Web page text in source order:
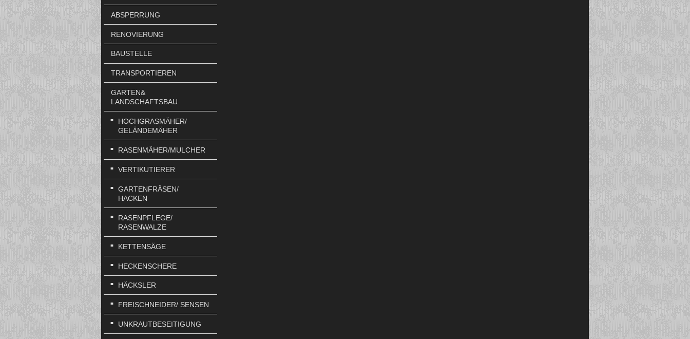
ABSPERRUNG
RENOVIERUNG
BAUSTELLE
TRANSPORTIEREN
GARTEN&
LANDSCHAFTSBAU
HOCHGRASMÄHER/
GELÄNDEMÄHER
RASENMÄHER/MULCHER
VERTIKUTIERER
GARTENFRÄSEN/
HACKEN
RASENPFLEGE/
RASENWALZE
KETTENSÄGE
HECKENSCHERE
HÄCKSLER
FREISCHNEIDER/ SENSEN
UNKRAUTBESEITIGUNG